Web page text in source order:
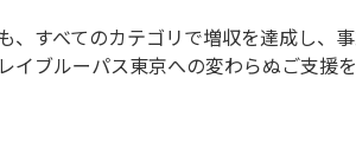
、すべてのカテゴリで増収を達成し、
イブルーパス東京への変わらぬご支援